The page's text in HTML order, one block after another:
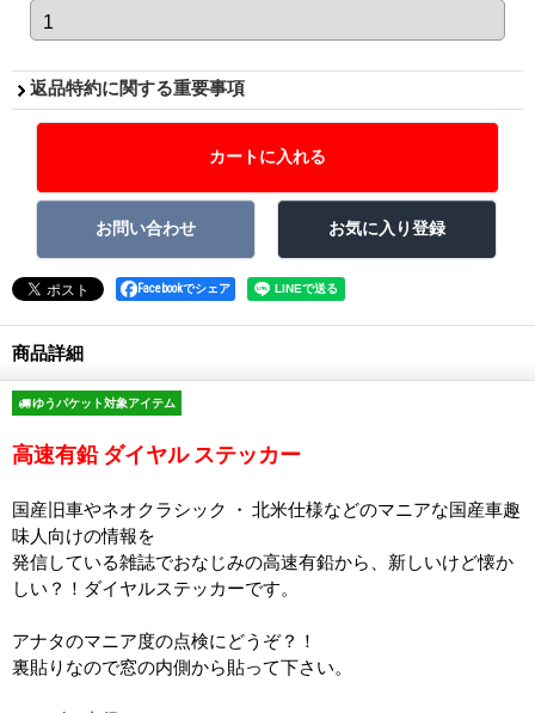
返品特約に関する重要事項
Facebookでシェア
商品詳細
ゆうパケット対象アイテム
高速有鉛 ダイヤル ステッカー
国産旧車やネオクラシック ・ 北米仕様などのマニアな国産車趣
味人向けの情報を
発信している雑誌でおなじみの高速有鉛から、新しいけど懐か
しい？！ダイヤルステッカーです。
アナタのマニア度の点検にどうぞ？！
裏貼りなので窓の内側から貼って下さい。